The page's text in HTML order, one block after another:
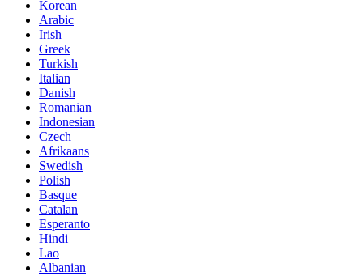
Korean
Arabic
Irish
Greek
Turkish
Italian
Danish
Romanian
Indonesian
Czech
Afrikaans
Swedish
Polish
Basque
Catalan
Esperanto
Hindi
Lao
Albanian